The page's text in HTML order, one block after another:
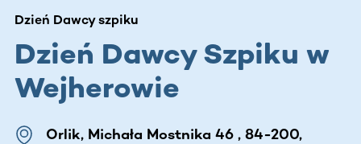
Dzień Dawcy szpiku
Dzień Dawcy Szpiku w
Wejherowie
Orlik, Michała Mostnika 46 , 84-200,